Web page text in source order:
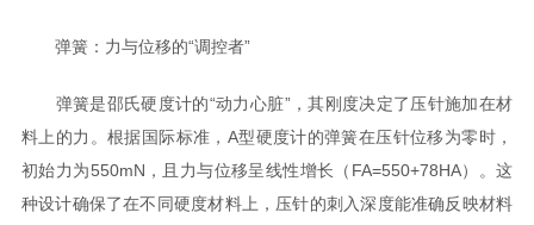
弹簧：力与位移的“调控者”
弹簧是邵氏硬度计的“动力心脏”，其刚度决定了压针施加在材
料上的力。根据国际标准，A型硬度计的弹簧在压针位移为零时，
初始力为550mN，且力与位移呈线性增长（FA=550+78HA）。这
种设计确保了在不同硬度材料上，压针的刺入深度能准确反映材料